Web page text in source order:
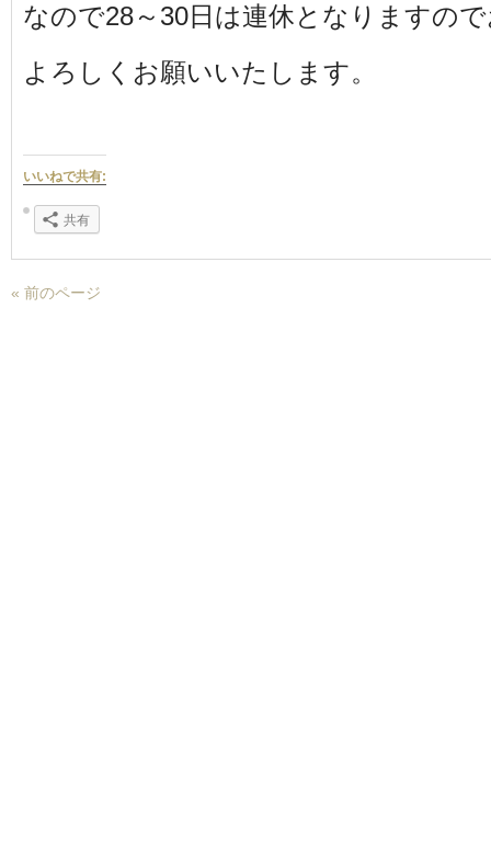
なので28～30日は連休となりますの
よろしくお願いいたします。
いいねで共有:
共有
« 前のページ